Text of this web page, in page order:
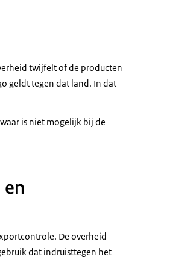
twijfelt of de producten
geldt tegen dat land. In dat
is niet mogelijk bij de
De overheid
dat indruisttegen het